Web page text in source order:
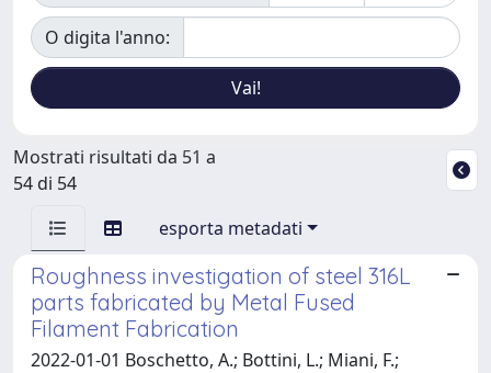
O digita l'anno:
Mostrati risultati da 51 a
54 di 54
esporta metadati
Roughness investigation of steel 316L
parts fabricated by Metal Fused
Filament Fabrication
2022-01-01 Boschetto, A.; Bottini, L.; Miani, F.;